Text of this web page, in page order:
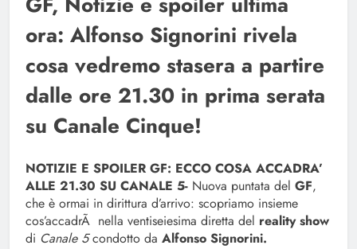
ora: Alfonso Signorini rivela
cosa vedremo stasera a partire
dalle ore 21.30 in prima serata
su Canale Cinque!
NOTIZIE E SPOILER GF: ECCO COSA ACCADRA’
ALLE 21.30 SU CANALE 5- Nuova puntata del GF,
che è ormai in dirittura d’arrivo: scopriamo insieme
cos’accadrÃ nella ventiseiesima diretta del reality show
di Canale 5condotto da Alfonso Signorini.